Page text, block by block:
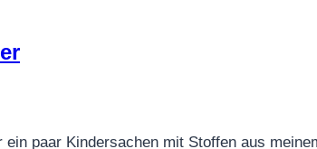
ein paar Kindersachen mit Stoffen aus